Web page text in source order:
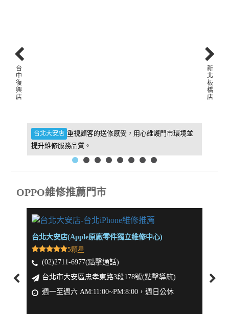
台北大安店 重視顧客的送修感受，用心維護門市環境並
提升維修服務品質。
新
北
板
橋
店
台
中
復
興
店
OPPO維修推薦門市
台北大安店(Apple原廠零件獨立維修中心)
5顆星
(02)2711-6977(點擊通話)
台北市大安區忠孝東路3段178號(點擊導航)
週一至週六 AM:11:00~PM:8:00，週日公休